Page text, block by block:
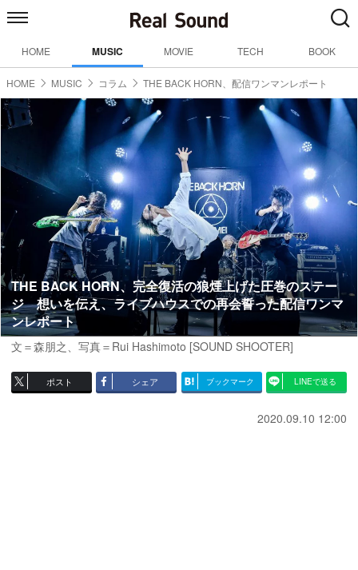
HOME MUSIC MOVIE TECH BOOK
HOME MUSIC コラム THE BACK HORN、配信ワンマンレポート
THE BACK HORN、完全復活の狼煙上げた圧巻のステー
ジ 想いを伝え、ライブハウスでの再会誓った配信ワンマ
ンレポート
文＝森朋之、写真＝Rui Hashimoto [SOUND SHOOTER]
ポスト シェア ブックマーク LINEで送る
2020.09.10 12:00